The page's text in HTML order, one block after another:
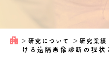
＞ 研究について ＞研究業績
ける遠隔画像診断の現状